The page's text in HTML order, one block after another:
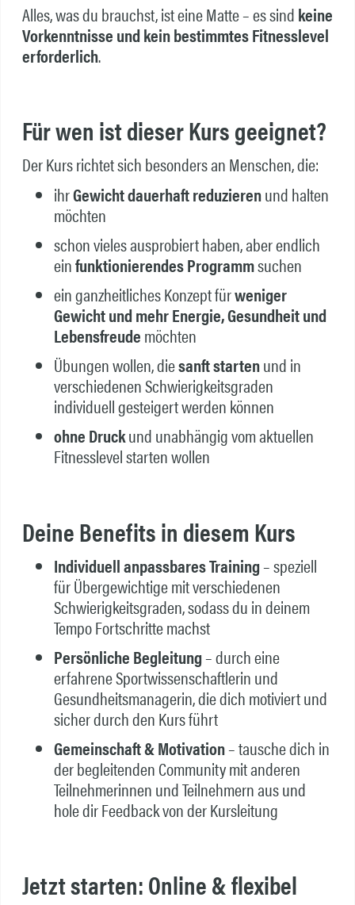
Alles, was du brauchst, ist eine Matte – es sindkeine
Vorkenntnisse und kein bestimmtes Fitnesslevel
erforderlich.
Für wen ist dieser Kurs geeignet?
Der Kurs richtet sich besonders an Menschen, die:
ihrGewicht dauerhaft reduzierenund halten
möchten
schon vieles ausprobiert haben, aber endlich
einfunktionierendes Programmsuchen
ein ganzheitliches Konzept fürweniger
Gewicht undmehr Energie, Gesundheit und
Lebensfreudemöchten
Übungen wollen, diesanft startenund in
verschiedenen Schwierigkeitsgraden
individuell gesteigert werden können
ohne Druckund unabhängig vom aktuellen
Fitnesslevel starten wollen
Deine Benefits in diesem Kurs
Individuell anpassbares Training– speziell
für Übergewichtige mit verschiedenen
Schwierigkeitsgraden, sodass du in deinem
Tempo Fortschritte machst
Persönliche Begleitung– durch eine
erfahrene Sportwissenschaftlerin und
Gesundheitsmanagerin, die dich motiviert und
sicher durch den Kurs führt
Gemeinschaft & Motivation– tausche dich in
der begleitenden Community mit anderen
Teilnehmerinnen und Teilnehmern aus und
hole dir Feedback von der Kursleitung
Jetzt starten: Online & flexibel